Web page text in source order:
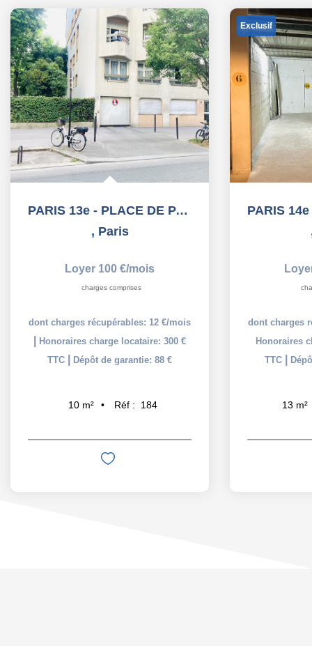
PARIS 13e - PLACE DE PARKING - 10,20 m²
, Paris
Loyer 100 €/mois
charges comprises
dont charges récupérables: 12 €/mois
Honoraires charge locataire: 300 €
TTC
Dépôt de garantie: 88 €
10 m² Réf : 184
Exclusif
dont charges
Honoraires
TTC
13 m²